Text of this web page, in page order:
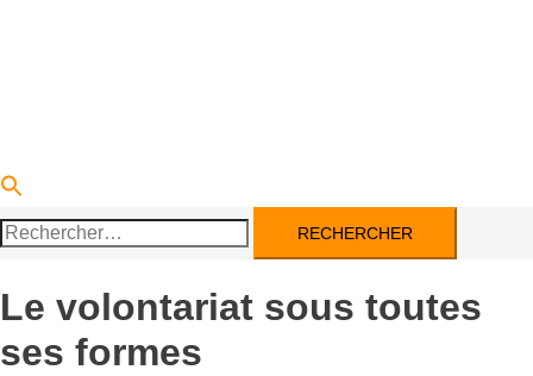
Rechercher :
Le volontariat sous toutes
ses formes